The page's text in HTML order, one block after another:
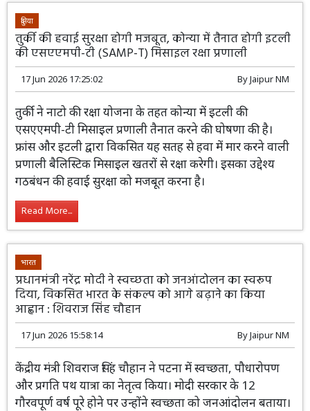
Read More...
तुर्की की हवाई सुरक्षा होगी मजबूत, कोन्या में तैनात होगी इटली
की एसएएमपी-टी (SAMP-T) मिसाइल रक्षा प्रणाली
17 Jun 2026 17:25:02 ByJaipur NM
तुर्की ने नाटो की रक्षा योजना के तहत कोन्या में इटली की
एसएएमपी-टी मिसाइल प्रणाली तैनात करने की घोषणा की है।
फ्रांस और इटली द्वारा विकसित यह सतह से हवा में मार करने वाली
प्रणाली बैलिस्टिक मिसाइल खतरों से रक्षा करेगी। इसका उद्देश्य
गठबंधन की हवाई सुरक्षा को मजबूत करना है।
Read More...
भारत
प्रधानमंत्री नरेंद्र मोदी ने स्वच्छता को जनआंदोलन का स्वरूप
दिया, विकसित भारत के संकल्प को आगे बढ़ाने का किया
आह्वान : शिवराज सिंह चौहान
17 Jun 2026 15:58:14 ByJaipur NM